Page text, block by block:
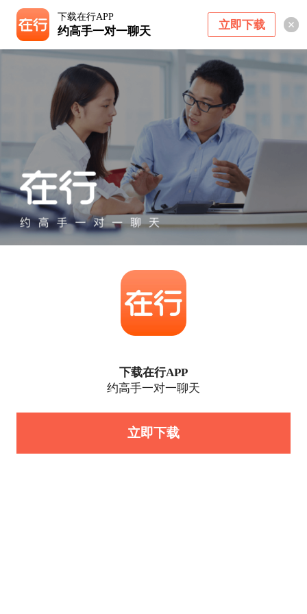
下载在行APP
约高手一对一聊天 立即下载
下载在行APP
约高手一对一聊天
立即下载